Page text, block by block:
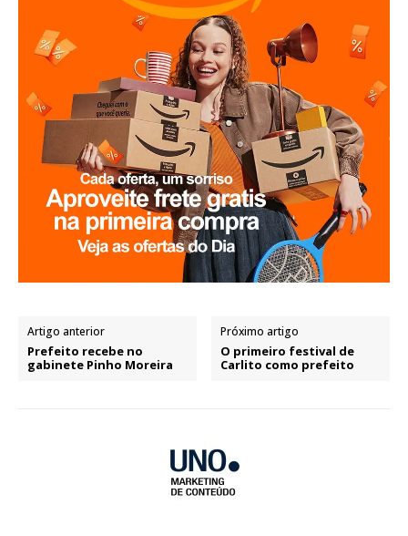
Artigo anterior
Prefeito recebe no
gabinete Pinho Moreira
Próximo artigo
O primeiro festival de
Carlito como prefeito